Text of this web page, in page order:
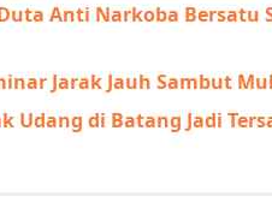
Anti Narkoba
Jarak Jauh Sambut
Udang di Batang Jadi